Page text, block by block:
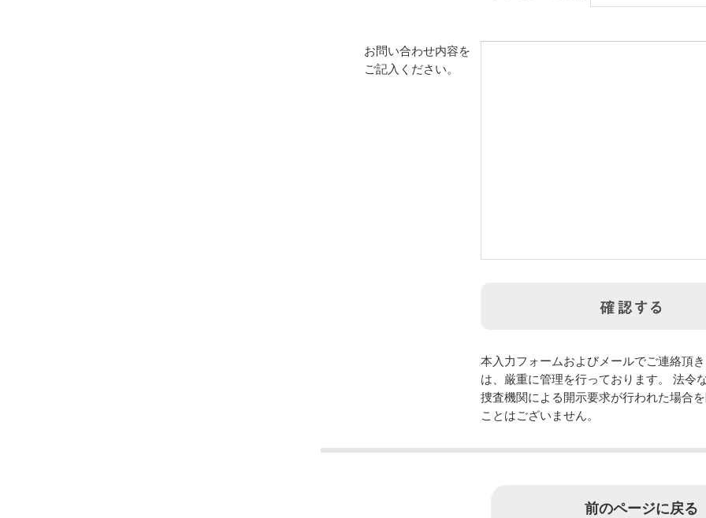
お問い合わせ内容を
ご記入ください。
本入力フォームおよびメールでご連絡頂
は、厳重に管理を行っております。 法令
捜査機関による開示要求が行われた場合
ことはございません。
前のページに戻る